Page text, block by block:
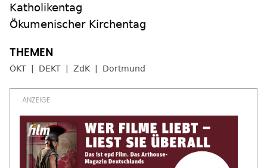
Katholikentag
Ökumenischer Kirchentag
ÖKT DEKT ZdK Dortmund